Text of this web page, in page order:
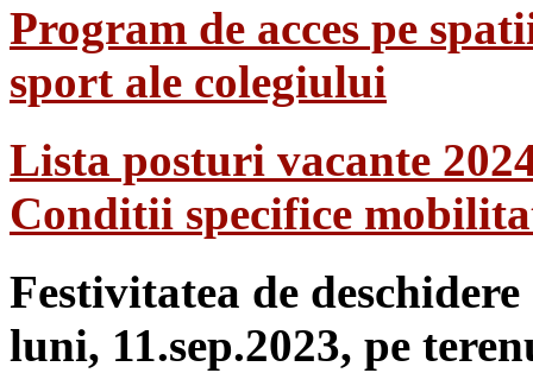
Program de acces pe
sport ale colegiului
Lista posturi vacante
Conditii specifice
Festivitatea de
luni, 11.sep.2023, pe